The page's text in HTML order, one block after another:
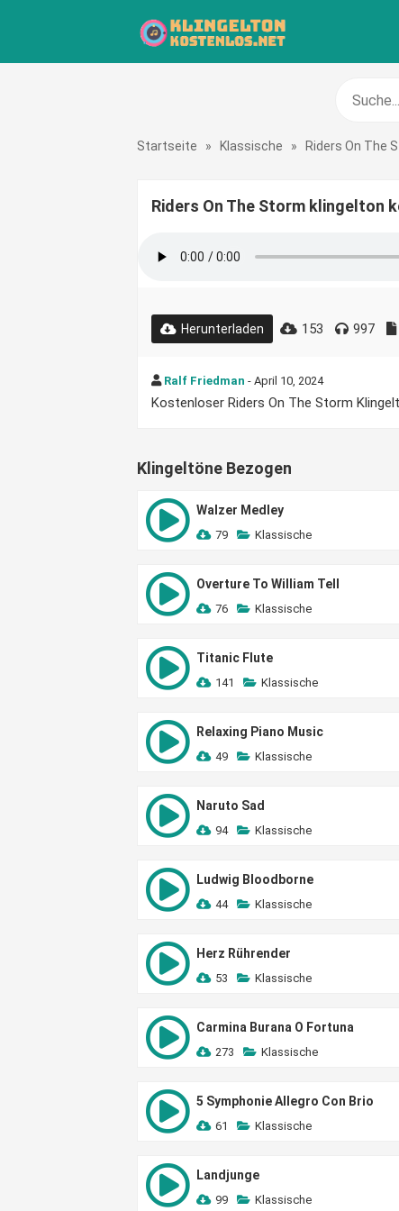
Startseite » Klassische » Riders On The
Riders On The Storm klingelton
Herunterladen 153 997
Ralf Friedman - April 10, 2024
Kostenloser Riders On The Storm
Klingeltöne Bezogen
Walzer Medley
79 Klassische
Overture To William Tell
76 Klassische
Titanic Flute
141 Klassische
Relaxing Piano Music
49 Klassische
Naruto Sad
94 Klassische
Ludwig Bloodborne
44 Klassische
Herz Rührender
53 Klassische
Carmina Burana O Fortuna
273 Klassische
5 Symphonie Allegro Con Brio
61 Klassische
Landjunge
99 Klassische